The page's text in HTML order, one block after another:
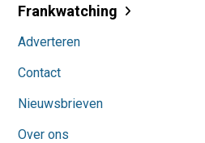
Frankwatching
Adverteren
Contact
Nieuwsbrieven
Over ons